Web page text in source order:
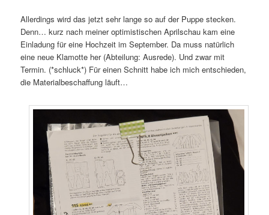
Allerdings wird das jetzt sehr lange so auf der Puppe stecken.
Denn… kurz nach meiner optimistischen Aprilschau kam eine
Einladung für eine Hochzeit im September. Da muss natürlich
eine neue Klamotte her (Abteilung: Ausrede). Und zwar mit
Termin. (*schluck*) Für einen Schnitt habe ich mich entschieden,
die Materialbeschaffung läuft…